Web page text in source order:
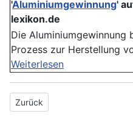
'Aluminiumgewinnung'
lexikon.de
Die Aluminiumgewinnung
Prozess zur Herstellung
Weiterlesen
Vorheriger Beitrag: Chemikalie
Zurück